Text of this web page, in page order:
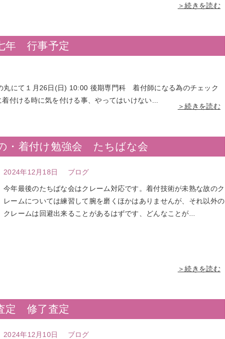
＞続きを読む
年 行事予定
にて１月26日(日) 10:00 後期専門科 着付師になる為のチェック
ける時に気を付ける事、やってはいけない...
＞続きを読む
・着付け勉強会 たちばな会
2024年12月18日 ブログ
今年最後のたちばな会はクレーム対応です。着付技術が未熟な故のク
レームについては練習して腕を磨くほかはありませんが、それ以外の
クレームは回避出来ることがあるはずです、どんなことが...
＞続きを読む
定 修了査定
2024年12月10日 ブログ